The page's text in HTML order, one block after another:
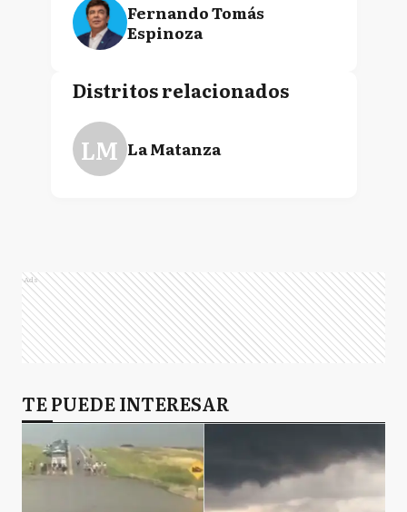
Fernando Tomás
Espinoza
Distritos relacionados
LM La Matanza
Ads
TE PUEDE INTERESAR